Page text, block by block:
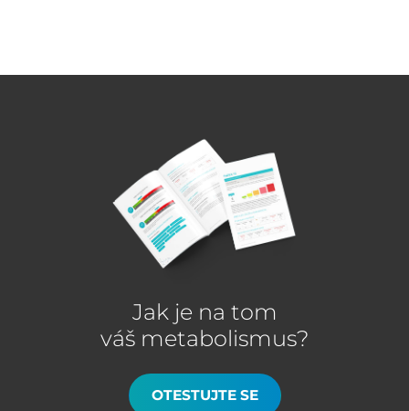
Jak je na tom
váš metabolismus?
OTESTUJTE SE